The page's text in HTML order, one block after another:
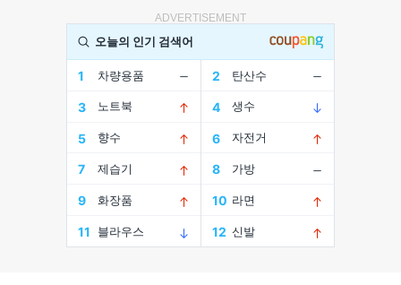
ADVERTISEMENT